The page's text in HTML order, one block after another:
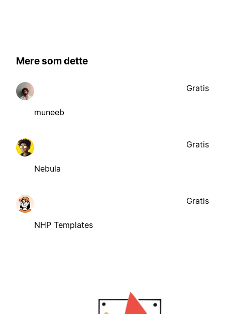
Mere som dette
muneeb
Gratis
Nebula
Gratis
NHP Templates
Gratis